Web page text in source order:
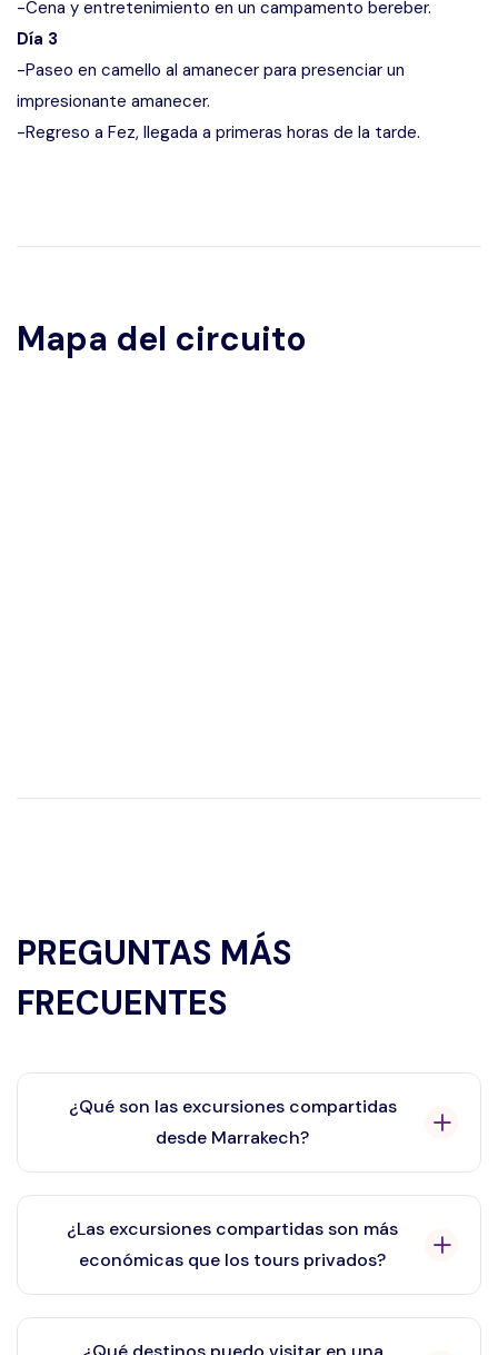
-Cena y entretenimiento en un campamento bereber.
Día 3
-Paseo en camello al amanecer para presenciar un
impresionante amanecer.
-Regreso a Fez, llegada a primeras horas de la tarde.
Mapa del circuito
PREGUNTAS MÁS
FRECUENTES
¿Qué son las excursiones compartidas
desde Marrakech?
Las excursiones compartidas desde Marrakech son
salidas en grupo donde los viajeros comparten
transporte y guía para visitar destinos populares a un
¿Las excursiones compartidas son más
económicas que los tours privados?
Sí, son más económicas porque los costos se dividen
entre los participantes.